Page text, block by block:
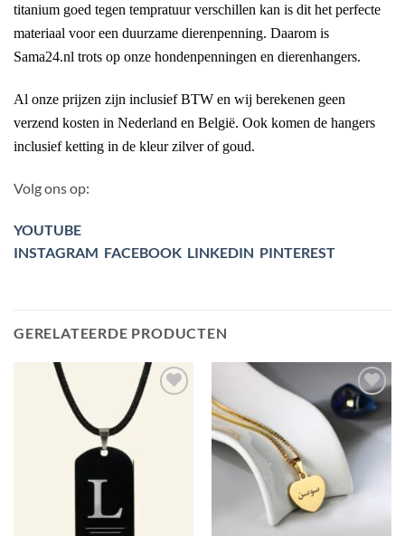
titanium goed tegen tempratuur verschillen kan is dit het perfecte
materiaal voor een duurzame dierenpenning. Daarom is
Sama24.nl trots op onze hondenpenningen en dierenhangers.
Al onze prijzen zijn inclusief BTW en wij berekenen geen
verzend kosten in Nederland en België. Ook komen de hangers
inclusief ketting in de kleur zilver of goud.
Volg ons op:
YOUTUBE
INSTAGRAM FACEBOOK LINKEDIN PINTEREST
GERELATEERDE PRODUCTEN
Toevoegen
Toevoegen
aan
verlanglijst